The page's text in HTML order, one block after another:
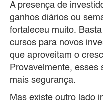
A presença de
ganhos diários ou
fortaleceu muito.
cursos para novos
que aproveitam o
Provavelmente, esses
mais segurança.
Mas existe outro lado